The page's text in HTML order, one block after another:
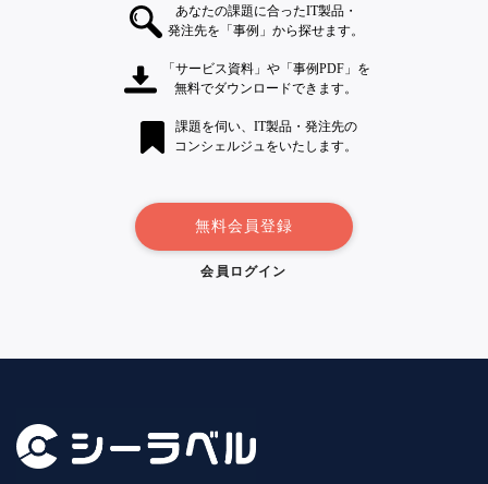
あなたの課題に合ったIT製品・
発注先を「事例」から探せます。
「サービス資料」や「事例PDF」を
無料でダウンロードできます。
課題を伺い、IT製品・発注先の
コンシェルジュをいたします。
無料会員登録
会員ログイン